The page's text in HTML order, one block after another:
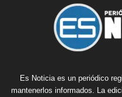
Es Noticia es un periódico
mantenerlos informados. La